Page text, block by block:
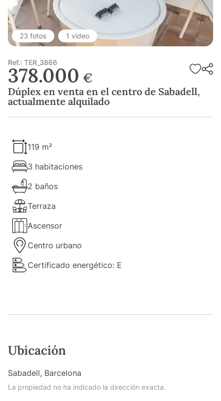
23 fotos 1 video
Ref.: TER_3866
378.000 €
Dúplex en venta en el centro de Sabadell,
actualmente alquilado
119 m²
3 habitaciones
2 baños
Terraza
Ascensor
Centro urbano
Certificado energético: E
Ubicación
Sabadell, Barcelona
La propiedad no ha indicado la dirección exacta.